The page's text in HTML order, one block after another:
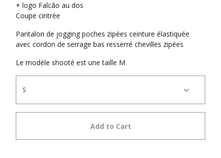
+ logo Falcão au dos
Coupe cintrée
Pantalon de jogging poches zipées ceinture élastiquée
avec cordon de serrage bas resserré chevilles zipées
Le modèle shooté est une taille M
Add to Cart